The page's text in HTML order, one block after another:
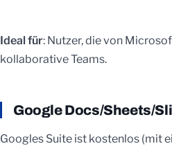
Ideal für: Nutzer, die von
kollaborative Teams.
Google Docs/Sheets/
Googles Suite ist kostenlos (mit